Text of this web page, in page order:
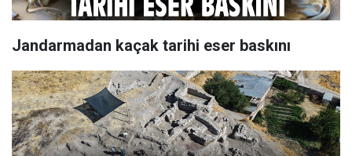
Jandarmadan kaçak tarihi eser baskını